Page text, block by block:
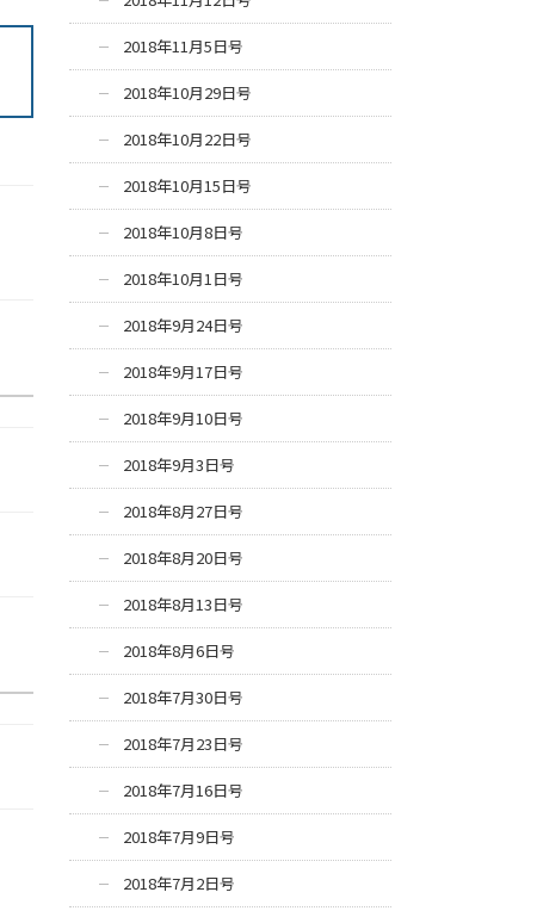
2018年11月5日号
2018年10月29日号
2018年10月22日号
2018年10月15日号
2018年10月8日号
2018年10月1日号
2018年9月24日号
2018年9月17日号
2018年9月10日号
2018年9月3日号
2018年8月27日号
2018年8月20日号
2018年8月13日号
2018年8月6日号
2018年7月30日号
2018年7月23日号
2018年7月16日号
2018年7月9日号
2018年7月2日号